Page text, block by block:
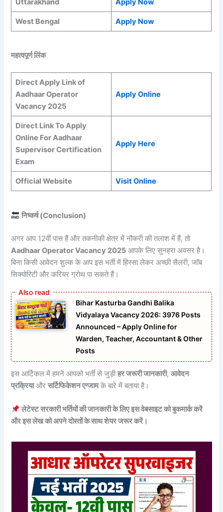
Uttarakhand Apply Now
West Bengal Apply Now
महत्वपूर्ण लिंक
Direct Apply Link of
Aadhaar Operator
Vacancy 2025
Apply Online
Direct Link To Apply
Online For Aadhaar
Supervisor Certification
Exam
Apply Here
Official Website Visit Online
निष्कर्ष (Conclusion)
अगर आप 12वीं पास हैं और तकनीकी क्षेत्र में नौकरी की तलाश में हैं, तो
Aadhaar Operator Vacancy 2025 आपके लिए सुनहरा अवसर है।
बिना किसी आवेदन शुल्क के आप इस भर्ती में हिस्सा लेकर अच्छी सैलरी, जॉब
सिक्योरिटी और करियर ग्रोथ पा सकते हैं।
Bihar Kasturba Gandhi Balika
Vidyalaya Vacancy 2026: 3976 Posts
Announced – Apply Online for
Warden, Teacher, Accountant & Other
Posts
इस आर्टिकल में हमने आपको भर्ती से जुड़ीहर जरूरी जानकारी,आवेदन
प्रक्रियाऔरसर्टिफिकेशन एग्जामके बारे में बताया है।
लेटेस्ट सरकारी भर्तियों की जानकारी के लिए इस वेबसाइट को बुकमार्क करें
और इस लेख को अपने दोस्तों के साथ शेयर जरूर करें।